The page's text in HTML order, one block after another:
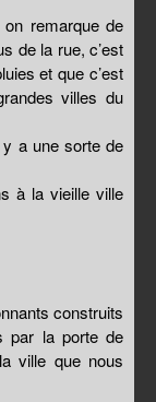
remarque de
de la rue, c’est
et que c’est
villes du
a une sorte de
à la vieille ville
construits
par la porte de
ville que nous